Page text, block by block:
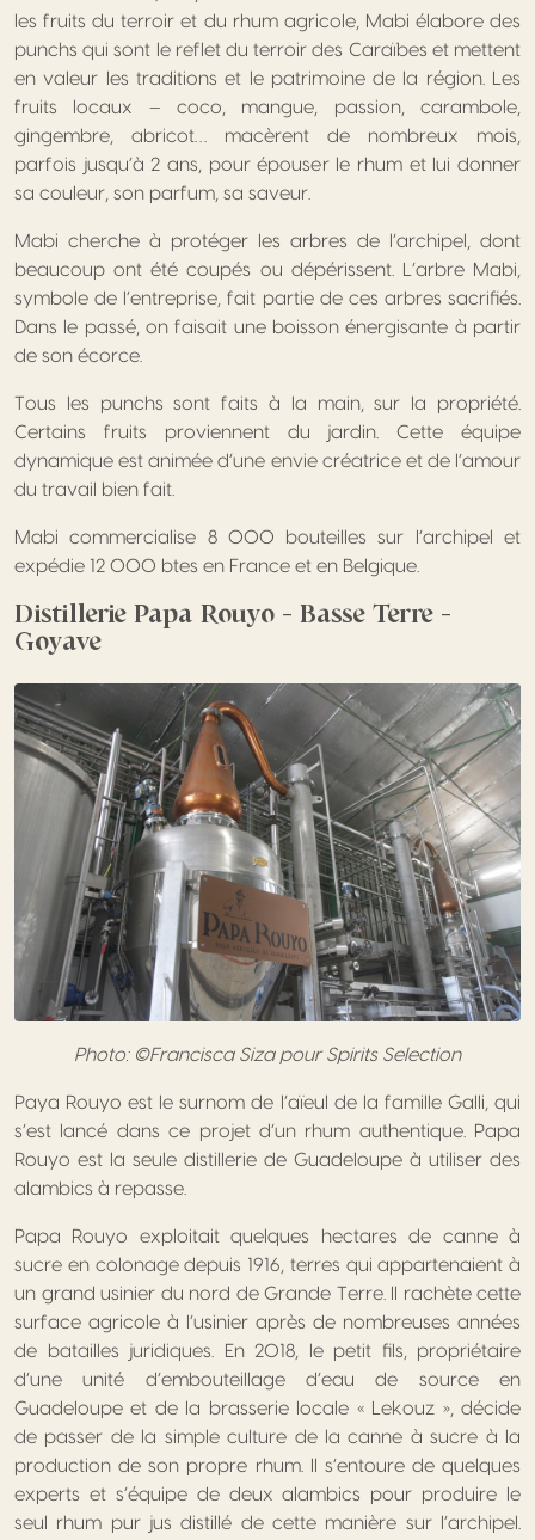
les fruits du terroir et du rhum agricole, Mabi élabore des
punchs qui sont le reflet du terroir des Caraïbes et mettent
en valeur les traditions et le patrimoine de la région. Les
fruits locaux – coco, mangue, passion, carambole,
gingembre, abricot… macèrent de nombreux mois,
parfois jusqu’à 2 ans, pour épouser le rhum et lui donner
sa couleur, son parfum, sa saveur.
Mabi cherche à protéger les arbres de l’archipel, dont
beaucoup ont été coupés ou dépérissent. L’arbre Mabi,
symbole de l’entreprise, fait partie de ces arbres sacrifiés.
Dans le passé, on faisait une boisson énergisante à partir
de son écorce.
Tous les punchs sont faits à la main, sur la propriété.
Certains fruits proviennent du jardin. Cette équipe
dynamique est animée d’une envie créatrice et de l’amour
du travail bien fait.
Mabi commercialise 8 000 bouteilles sur l’archipel et
expédie 12 000 btes en France et en Belgique.
Distillerie Papa Rouyo – Basse Terre –
Goyave
Photo: ©Francisca Siza pour Spirits Selection
Paya Rouyo est le surnom de l’aïeul de la famille Galli, qui
s’est lancé dans ce projet d’un rhum authentique. Papa
Rouyo est la seule distillerie de Guadeloupe à utiliser des
alambics à repasse.
Papa Rouyo exploitait quelques hectares de canne à
sucre en colonage depuis 1916, terres qui appartenaient à
un grand usinier du nord de Grande Terre. Il rachète cette
surface agricole à l’usinier après de nombreuses années
de batailles juridiques. En 2018, le petit fils, propriétaire
d’une unité d’embouteillage d’eau de source en
Guadeloupe et de la brasserie locale « Lekouz », décide
de passer de la simple culture de la canne à sucre à la
production de son propre rhum. Il s’entoure de quelques
experts et s’équipe de deux alambics pour produire le
seul rhum pur jus distillé de cette manière sur l’archipel.